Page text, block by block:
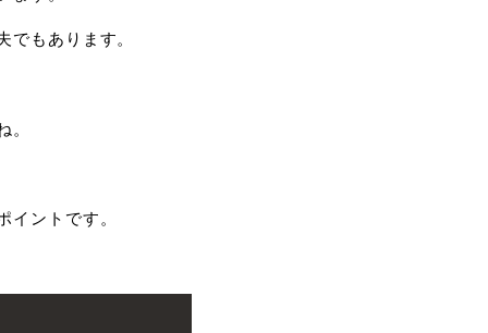
でもあります。
イントです。